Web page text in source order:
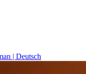
| Deutsch